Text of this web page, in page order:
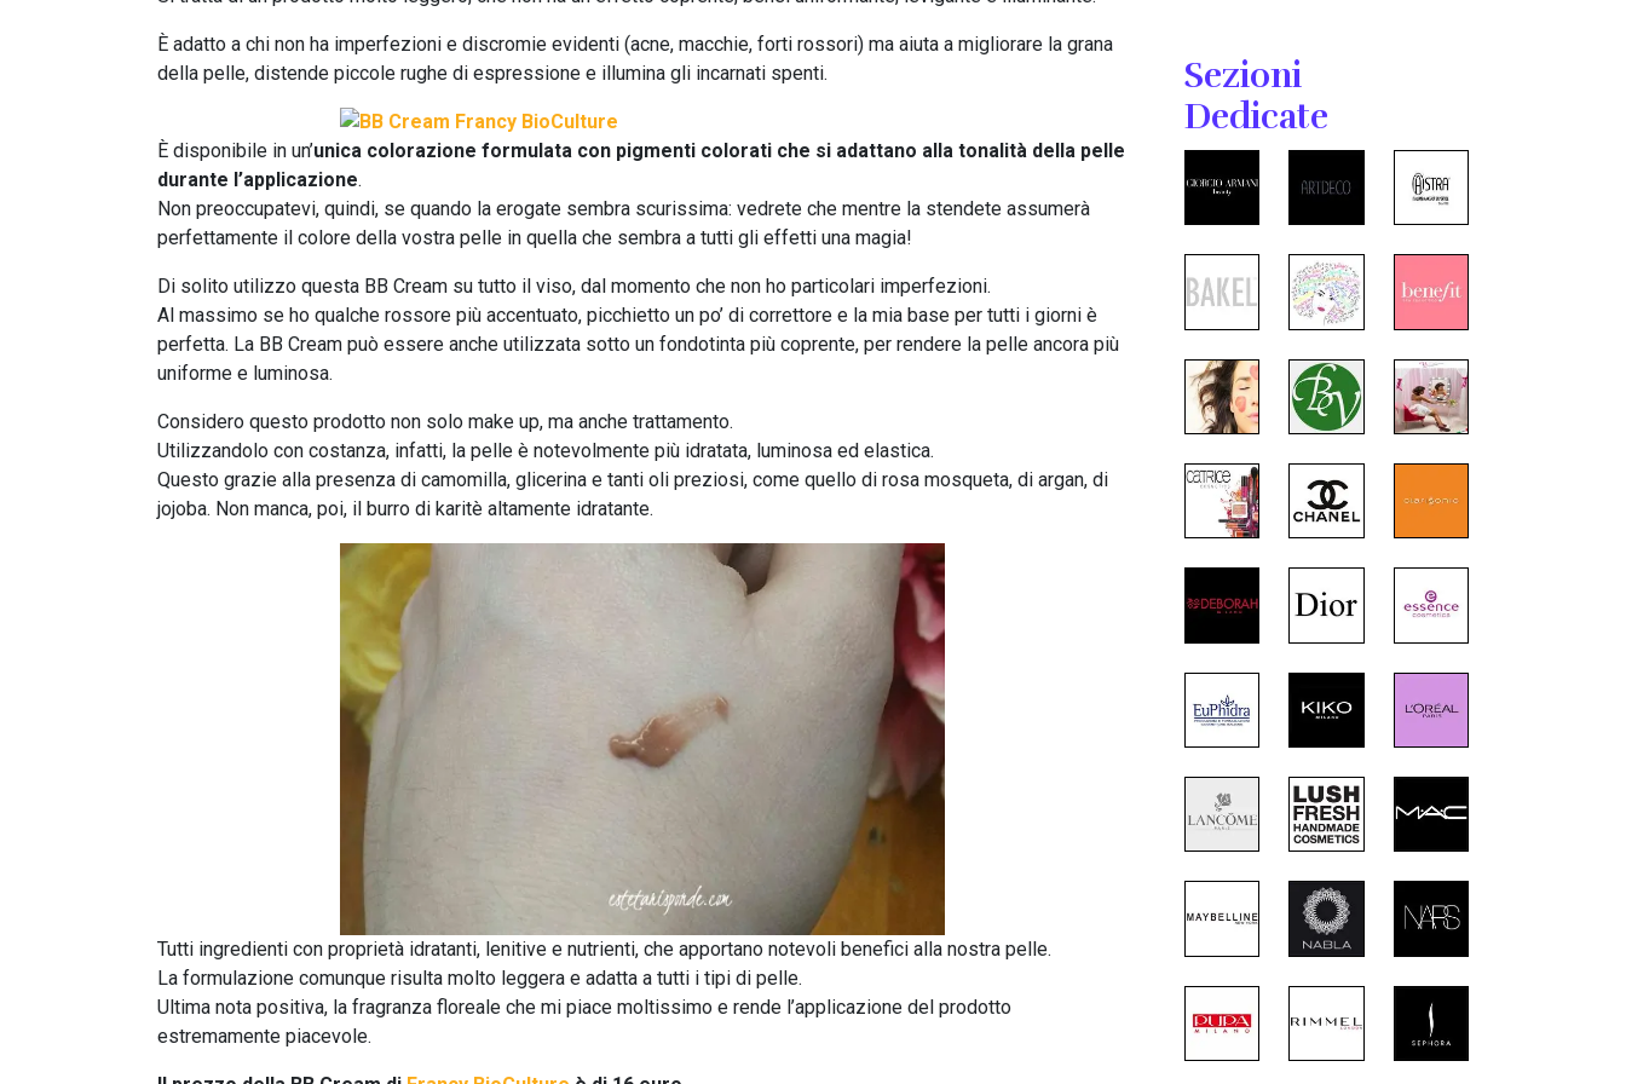
È adatto a chi non ha imperfezioni e discromie evidenti (acne, macchie, forti rossori) ma aiuta a migliorare la grana
della pelle, distende piccole rughe di espressione e illumina gli incarnati spenti.
È disponibile in un’unica colorazione formulata con pigmenti colorati che si adattano alla tonalità della pelle
durante l’applicazione.
Non preoccupatevi, quindi, se quando la erogate sembra scurissima: vedrete che mentre la stendete assumerà
perfettamente il colore della vostra pelle in quella che sembra a tutti gli effetti una magia!
Di solito utilizzo questa BB Cream su tutto il viso, dal momento che non ho particolari imperfezioni.
Al massimo se ho qualche rossore più accentuato, picchietto un po’ di correttore e la mia base per tutti i giorni è
perfetta. La BB Cream può essere anche utilizzata sotto un fondotinta più coprente, per rendere la pelle ancora più
uniforme e luminosa.
Considero questo prodotto non solo make up, ma anche trattamento.
Utilizzandolo con costanza, infatti, la pelle è notevolmente più idratata, luminosa ed elastica.
Questo grazie alla presenza di camomilla, glicerina e tanti oli preziosi, come quello di rosa mosqueta, di argan, di
jojoba. Non manca, poi, il burro di karitè altamente idratante.
Tutti ingredienti con proprietà idratanti, lenitive e nutrienti, che apportano notevoli benefici alla nostra pelle.
La formulazione comunque risulta molto leggera e adatta a tutti i tipi di pelle.
Ultima nota positiva, la fragranza floreale che mi piace moltissimo e rende l’applicazione del prodotto
estremamente piacevole.
Sezioni
Dedicate